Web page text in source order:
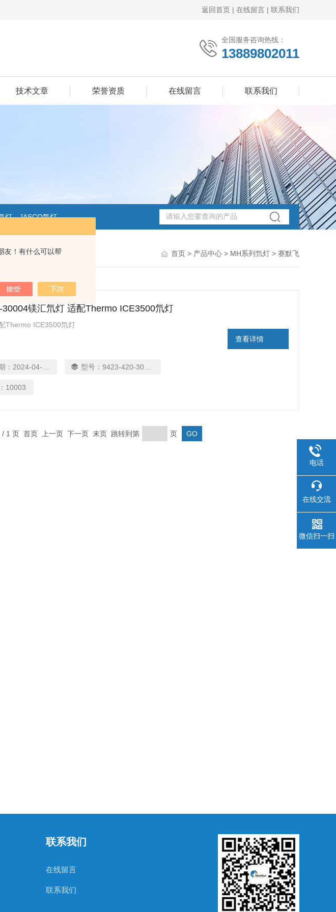
友！有什么可以帮
返回首页 | 在线留言 | 联系我们
全国服务咨询热线：
13889802011
技术文章 荣誉资质 在线留言 联系我们
灯，JASCO氘灯
首页 > 产品中心 > MH系列氘灯 > 赛默飞
30004镁汇氘灯 适配Thermo ICE3500氘灯
Thermo ICE3500氘灯
： 2024-04-29 型号：9423-420-30004
10003
查看详情
/ 1 页 首页 上一页 下一页 末页 跳转到第 页
联系我们
在线留言
联系我们
电话
在线交流
微信扫一扫